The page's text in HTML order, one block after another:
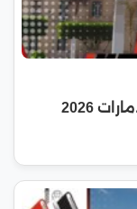
2026